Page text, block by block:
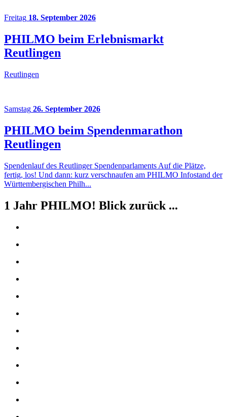
Freitag 18. September 2026
PHILMO beim Erlebnismarkt
Reutlingen
Reutlingen
Samstag 26. September 2026
PHILMO beim Spendenmarathon
Reutlingen
Spendenlauf des Reutlinger Spendenparlaments Auf die Plätze,
fertig, los! Und dann: kurz verschnaufen am PHILMO Infostand der
Württembergischen Philh...
1 Jahr PHILMO! Blick zurück ...